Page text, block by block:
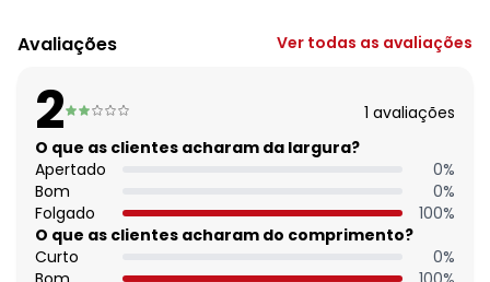
Modelagem: Justa
Decote frente: Reto
Comprimento: Básico
Material: Malha Fria
Estação: Ano Inteiro
Situação de Uso: Casual
Composição Material: 92% Poliéster, 8% Elastano
Avaliações Ver todas as avaliações
2 1 avaliações
O que as clientes acharam da largura?
Apertado
0%
Bom
0%
Folgado
100%
O que as clientes acharam do comprimento?
Curto
0%